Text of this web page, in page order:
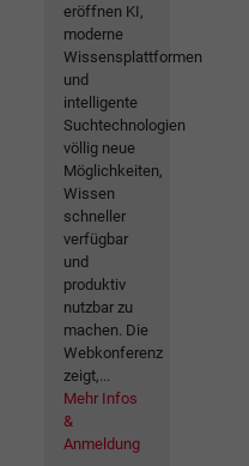
eröffnen KI,
moderne
Wissensplattformen
und
intelligente
Suchtechnologien
völlig neue
Möglichkeiten,
Wissen
schneller
verfügbar
und
produktiv
nutzbar zu
machen. Die
Webkonferenz
zeigt,...
Mehr Infos
&
Anmeldung